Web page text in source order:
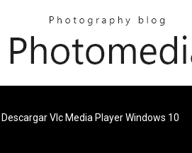
Descargar Vlc Media Player Windows 10